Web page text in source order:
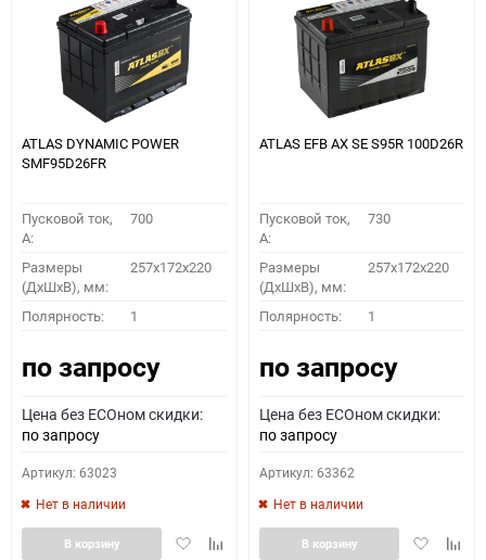
ATLAS DYNAMIC POWER
SMF95D26FR
Пусковой ток,
A:
700
Размеры
(ДхШхВ), мм:
257x172x220
Полярность: 1
по запросу
Цена без ECOном скидки:
по запросу
Артикул: 63023
Нет в наличии
ДобавитьДобавить
В корзину
ATLAS EFB AX SE S95R 100D26R
Пусковой ток,
A:
730
Размеры
(ДхШхВ), мм:
257x172x220
Полярность: 1
по запросу
Цена без ECOном скидки:
по запросу
Артикул: 63362
Нет в наличии
Добавить
В корзину